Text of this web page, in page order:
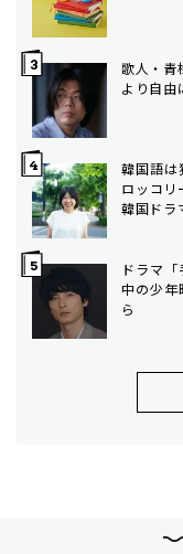
歌人・青
より自由
韓国語
ロッコ
韓国ドラ
ドラマ
中の少年
ら